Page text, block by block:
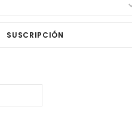
SUSCRIPCIÓN